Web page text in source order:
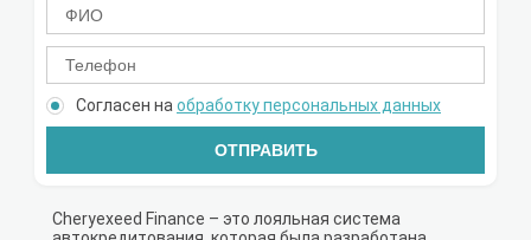
Согласен наобработку персональных данных
ОТПРАВИТЬ
Cheryexeed Finance – это лояльная система